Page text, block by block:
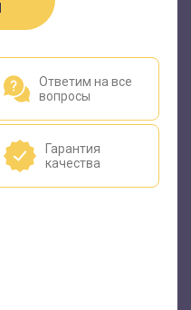
Ответим на все
вопросы
Гарантия
качества